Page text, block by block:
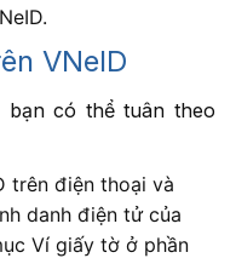
VNeID
có thể tuân theo
trên điện thoại và
danh điện tử của
Ví giấy tờ ở phần